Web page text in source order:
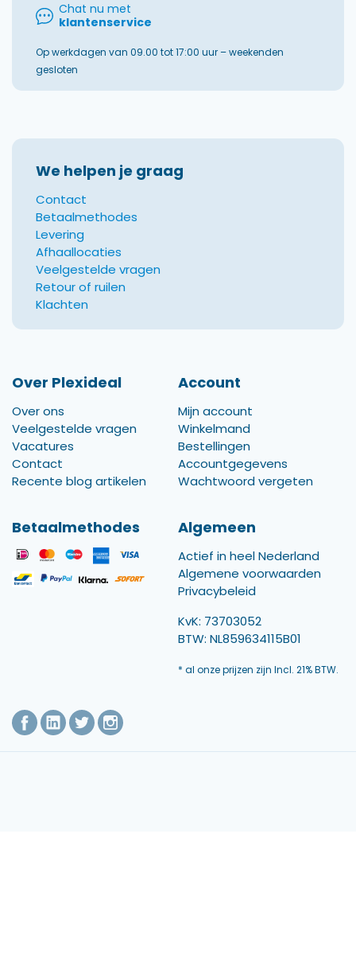
Chat nu met
klantenservice
Op werkdagen van 09.00 tot 17:00 uur – weekenden
gesloten
We helpen je graag
Contact
Betaalmethodes
Levering
Afhaallocaties
Veelgestelde vragen
Retour of ruilen
Klachten
Over Plexideal
Over ons
Veelgestelde vragen
Vacatures
Contact
Recente blog artikelen
Account
Mijn account
Winkelmand
Bestellingen
Accountgegevens
Wachtwoord vergeten
Betaalmethodes Algemeen
Actief in heel Nederland
Algemene voorwaarden
Privacybeleid
KvK: 73703052
BTW: NL859634115B01
* al onze prijzen zijn Incl. 21% BTW.